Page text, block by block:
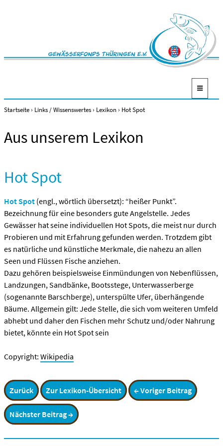
Startseite› Links / Wissenswertes› Lexikon› Hot Spot
Aus unserem Lexikon
Hot Spot
Hot Spot (engl., wörtlich übersetzt): “heißer Punkt”.
Bezeichnung für eine besonders gute Angelstelle. Jedes
Gewässer hat seine individuellen Hot Spots, die meist nur durch
Probieren und mit Erfahrung gefunden werden. Trotzdem gibt
es natürliche und künstliche Merkmale, die nahezu an allen
Seen und Flüssen Fische anziehen.
Dazu gehören beispielsweise Einmündungen von Nebenflüssen,
Landzungen, Sandbänke, Bootsstege, Unterwasserberge
(sogenannte Barschberge), unterspülte Ufer, überhängende
Bäume. Allgemein gilt: Jede Stelle, die sich vom weiteren Umfeld
abhebt und daher den Fischen mehr Schutz und/oder Nahrung
bietet, könnte ein Hot Spot sein
Copyright: Wikipedia
Zurück Zur Lexikon-Übersicht ← Voriger Beitrag
Nächster Beitrag →